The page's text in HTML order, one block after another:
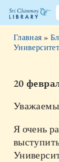
Шри
Главная »
20
Я очень